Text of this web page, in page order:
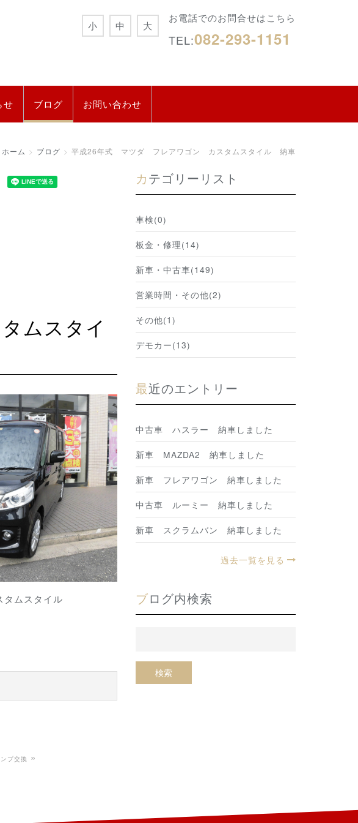
お電話でのお問合せはこちら
TEL:082-293-1151
小 中 大
せ ブログ お問い合わせ
ホーム ブログ 平成26年式 マツダ フレアワゴン カスタムスタイル 納車
スタイル
プ交換 »
カテゴリーリスト
車検(0)
板金・修理(14)
新車・中古車(149)
営業時間・その他(2)
その他(1)
デモカー(13)
最近のエントリー
中古車 ハスラー 納車しました
新車 MAZDA2 納車しました
新車 フレアワゴン 納車しました
中古車 ルーミー 納車しました
新車 スクラムバン 納車しました
過去一覧を見る
ブログ内検索